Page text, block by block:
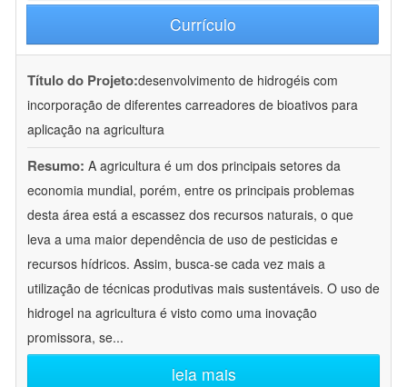
Currículo
Título do Projeto:desenvolvimento de hidrogéis com
incorporação de diferentes carreadores de bioativos para
aplicação na agricultura
Resumo: A agricultura é um dos principais setores da
economia mundial, porém, entre os principais problemas
desta área está a escassez dos recursos naturais, o que
leva a uma maior dependência de uso de pesticidas e
recursos hídricos. Assim, busca-se cada vez mais a
utilização de técnicas produtivas mais sustentáveis. O uso de
hidrogel na agricultura é visto como uma inovação
promissora, se...
leia mais